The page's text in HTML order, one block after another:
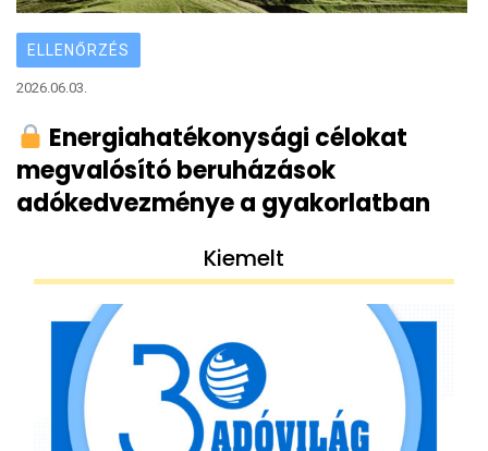
ELLENŐRZÉS
2026.06.03.
Energiahatékonysági célokat
megvalósító beruházások
adókedvezménye a gyakorlatban
Kiemelt